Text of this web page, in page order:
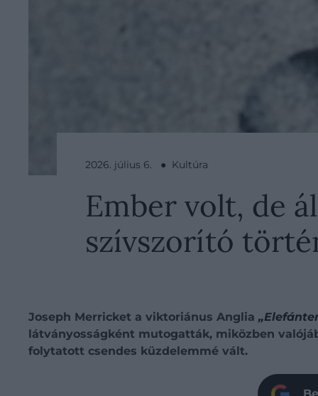
2026. július 6. ● Kultúra
Ember volt, de
szívszorító
Joseph Merricket a viktoriánus Anglia
látványosságként mutogatták, miközben
folytatott csendes küzdelemmé vált.